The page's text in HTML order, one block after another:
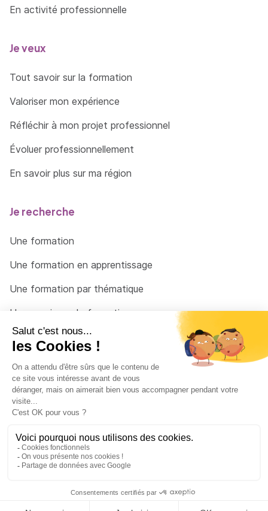
En activité professionnelle
Je veux
Tout savoir sur la formation
Valoriser mon expérience
Réfléchir à mon projet professionnel
Évoluer professionnellement
En savoir plus sur ma région
Je recherche
Une formation
Une formation en apprentissage
Une formation par thématique
Un organisme de formation
Un conseiller
Une solution pour raccrocher
© 2026 - Côté Formations - par Via Compétences
Menu Pied de page
Mentions Légales
Politique de confidentialité